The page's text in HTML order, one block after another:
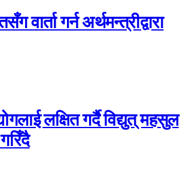
वार्ता गर्न अर्थमन्त्रीद्वारा
लक्षित गर्दै विद्युत् महसुल